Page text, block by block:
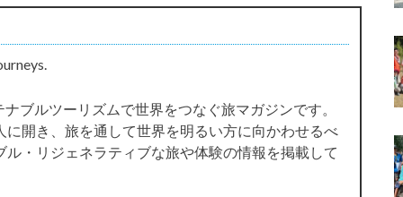
ブルツーリズムで世界をつなぐ旅マガジンです。
開き、旅を通して世界を明るい方に向かわせるべ
・リジェネラティブな旅や体験の情報を掲載して